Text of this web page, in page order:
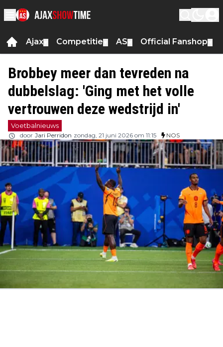
Ajax Competitie AS Official Fanshop
Brobbey meer dan tevreden na
dubbelslag: 'Ging met het volle
vertrouwen deze wedstrijd in'
Voetbalnieuws
door Jari Perridon zondag, 21 juni 2026 om 11:15 NOS